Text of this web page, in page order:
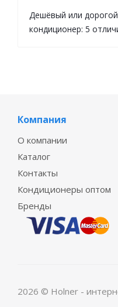
Дешёвый или дорогой
кондиционер: 5
Компания
О компании
Каталог
Контакты
Кондиционеры оптом
Бренды
2026 © Holner -